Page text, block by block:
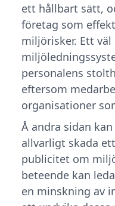
ett hållbart sätt,
företag som
miljörisker. Ett
personalens
eftersom
organisationer
Å andra sidan
allvarligt skada
publicitet om
beteende kan
en minskning av